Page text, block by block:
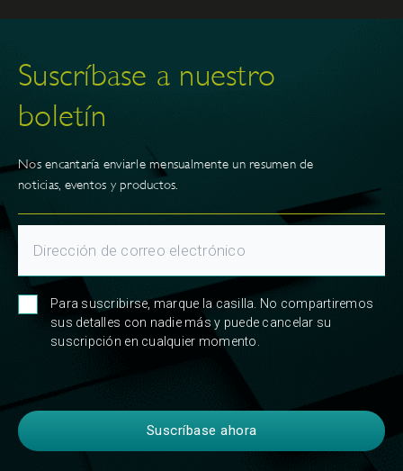
Suscríbase a nuestro
boletín
Nos encantaría enviarle mensualmente un resumen de
noticias, eventos y productos.
Para suscribirse, marque la casilla. No compartiremos
sus detalles con nadie más y puede cancelar su
suscripción en cualquier momento.